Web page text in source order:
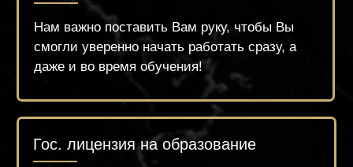
Мы помогаем с трудоустройством в нашу
обучение и классическое расписание на
несколько месяцев вперёд.
Лояльные цены на обучение и гибкая
система беспроцентной рассрочки